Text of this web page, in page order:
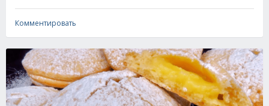
Комментировать